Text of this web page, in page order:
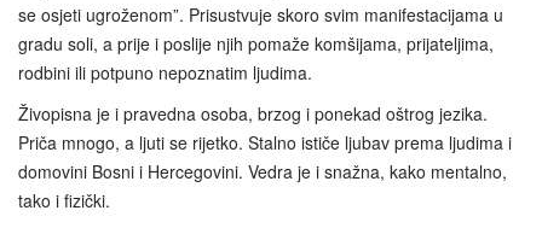
se osjeti ugroženom”. Prisustvuje skoro svim manifestacijama u
gradu soli, a prije i poslije njih pomaže komšijama, prijateljima,
rodbini ili potpuno nepoznatim ljudima.
Živopisna je i pravedna osoba, brzog i ponekad oštrog jezika.
Priča mnogo, a ljuti se rijetko. Stalno ističe ljubav prema ljudima i
domovini Bosni i Hercegovini. Vedra je i snažna, kako mentalno,
tako i fizički.